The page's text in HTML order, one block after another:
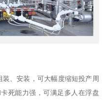
、安装，可大幅度缩短投产周
死能力强，可满足多人在浮盘